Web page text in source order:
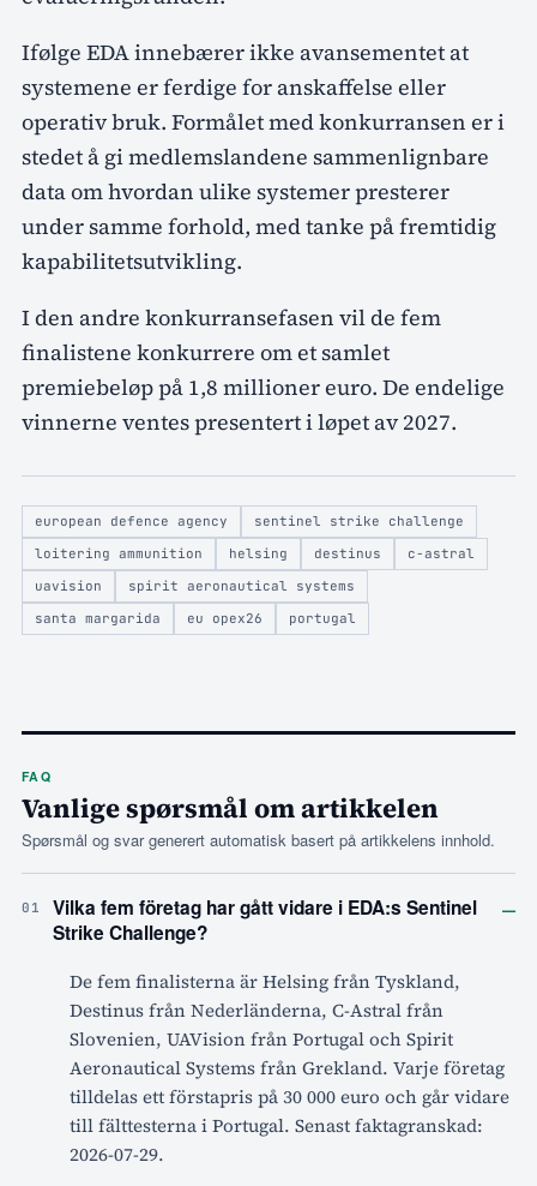
Ifølge EDA innebærer ikke avansementet at
systemene er ferdige for anskaffelse eller
operativ bruk. Formålet med konkurransen er i
stedet å gi medlemslandene sammenlignbare
data om hvordan ulike systemer presterer
under samme forhold, med tanke på fremtidig
kapabilitetsutvikling.
I den andre konkurransefasen vil de fem
finalistene konkurrere om et samlet
premiebeløp på 1,8 millioner euro. De endelige
vinnerne ventes presentert i løpet av 2027.
european defence agency
sentinel strike challenge
loitering ammunition
helsing destinus
c-astral
uavision
spirit aeronautical systems
santa margarida
eu opex26 portugal
FAQ
Vanlige spørsmål om artikkelen
Spørsmål og svar generert automatisk basert på artikkelens innhold.
01
Vilka fem företag har gått vidare i EDA:s Sentinel
Strike Challenge?
–
De fem finalisterna är Helsing från Tyskland,
Destinus från Nederländerna, C-Astral från
Slovenien, UAVision från Portugal och Spirit
Aeronautical Systems från Grekland. Varje företag
tilldelas ett förstapris på 30 000 euro och går vidare
till fälttesterna i Portugal. Senast faktagranskad:
2026-07-29.